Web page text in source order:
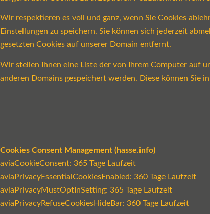
Wir respektieren es voll und ganz, wenn Sie Cookies
Einstellungen zu speichern. Sie können sich jederzeit
gesetzten Cookies auf unserer Domain entfernt.
Wir stellen Ihnen eine Liste der von Ihrem Computer auf
anderen Domains gespeichert werden. Diese können Sie
Cookies Consent Management (hasse.info)
aviaCookieConsent: 365 Tage Laufzeit
aviaPrivacyEssentialCookiesEnabled: 360 Tage Laufzeit
aviaPrivacyMustOptInSetting: 365 Tage Laufzeit
aviaPrivacyRefuseCookiesHideBar: 360 Tage Laufzeit